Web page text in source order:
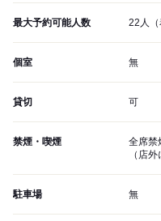
最大予約可能人数 22人（
個室 無
貸切 可
禁煙・喫煙
全席禁
（店
駐車場 無